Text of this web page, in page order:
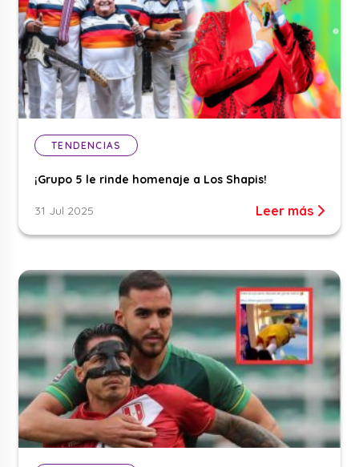
TENDENCIAS
¡Grupo 5 le rinde homenaje a Los Shapis!
31 Jul 2025 Leer más